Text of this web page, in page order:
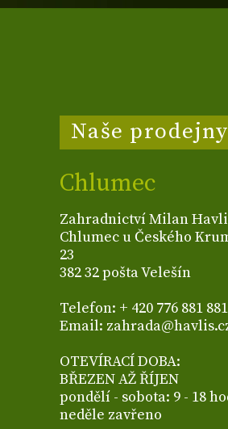
Naše prodejny
Chlumec
Zahradnictví Milan
Chlumec u Českého
23
382 32 pošta Velešín
Telefon: + 420 776 881 881
Email:
OTEVÍRACÍ DOBA:
BŘEZEN AŽ ŘÍJEN
pondělí - sobota: 9 - 18
neděle zavřeno